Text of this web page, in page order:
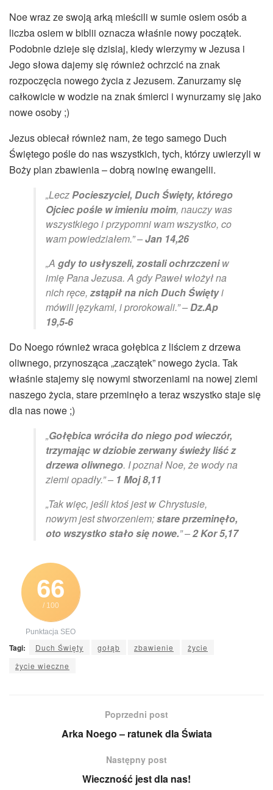
Noe wraz ze swoją arką mieścili w sumie osiem osób a
liczba osiem w biblii oznacza właśnie nowy początek.
Podobnie dzieje się dzisiaj, kiedy wierzymy w Jezusa i
Jego słowa dajemy się również ochrzcić na znak
rozpoczęcia nowego życia z Jezusem. Zanurzamy się
całkowicie w wodzie na znak śmierci i wynurzamy się jako
nowe osoby ;)
Jezus obiecał również nam, że tego samego Duch
Świętego pośle do nas wszystkich, tych, którzy uwierzyli w
Boży plan zbawienia – dobrą nowinę ewangelii.
„LeczPocieszyciel, Duch Święty, którego
Ojciec pośle w imieniu moim, nauczy was
wszystkiego i przypomni wam wszystko, co
wam powiedziałem.” –Jan 14,26
„A gdy to usłyszeli, zostali ochrzczeniw
imię Pana Jezusa. A gdy Paweł włożył na
nich ręce,zstąpił na nich Duch Świętyi
mówili językami, i prorokowali.” –Dz.Ap
19,5-6
Do Noego również wraca gołębica z liściem z drzewa
oliwnego, przynosząca „zaczątek” nowego życia. Tak
właśnie stajemy się nowymi stworzeniami na nowej ziemi
naszego życia, stare przeminęło a teraz wszystko staje się
dla nas nowe ;)
„Gołębica wróciła do niego pod wieczór,
trzymając w dziobie zerwany świeży liść z
drzewa oliwnego. I poznał Noe, że wody na
ziemi opadły.” – 1 Moj 8,11
„Tak więc, jeśli ktoś jest w Chrystusie,
nowym jest stworzeniem;stare przeminęło,
oto wszystko stało się nowe.” –2 Kor 5,17
66
/ 100
Punktacja SEO
Tagi: Duch Święty gołąb zbawienie
życie
życie wieczne
Poprzedni post
Arka Noego – ratunek dla Świata
Następny post
Wieczność jest dla nas!